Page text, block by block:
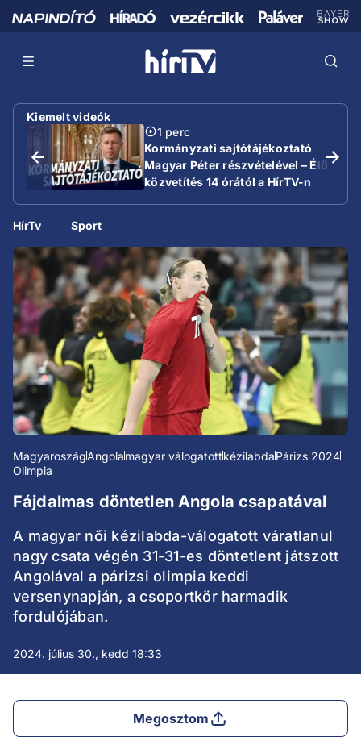
Kiemelt videók
1 perc
Kormányzati sajtótájékoztató
Magyar Péter részvételével – Élő
közvetítés 14 órától a HírTV-n
HírTv Sport
MagyaroszágAngolamagyar válogatottkézilabdaPárizs 2024
Olimpia
Fájdalmas döntetlen Angola csapatával
A magyar női kézilabda-válogatott váratlanul
nagy csata végén 31-31-es döntetlent játszott
Angolával a párizsi olimpia keddi
versenynapján, a csoportkör harmadik
fordulójában.
2024. július 30., kedd 18:33
Megosztom